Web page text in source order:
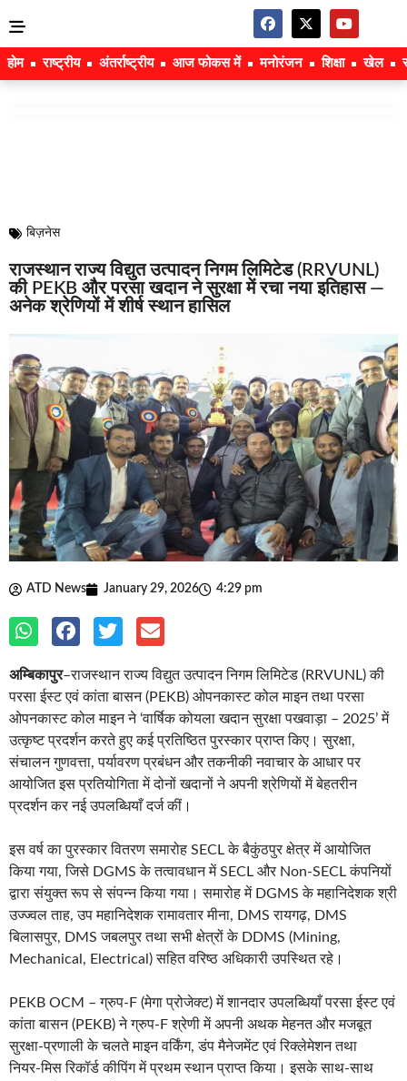
होम राष्ट्रीय अंतर्राष्ट्रीय आज फोकस में मनोरंजन शिक्षा खेल
बिज़नेस
राजस्थान राज्य विद्युत उत्पादन निगम लिमिटेड (RRVUNL)
की PEKB और परसा खदान ने सुरक्षा में रचा नया इतिहास —
अनेक श्रेणियों में शीर्ष स्थान हासिल
ATD News January 29, 2026 4:29 pm
अम्बिकापुर–राजस्थान राज्य विद्युत उत्पादन निगम लिमिटेड (RRVUNL) की
परसा ईस्ट एवं कांता बासन (PEKB) ओपनकास्ट कोल माइन तथा परसा
ओपनकास्ट कोल माइन ने ‘वार्षिक कोयला खदान सुरक्षा पखवाड़ा – 2025’ में
उत्कृष्ट प्रदर्शन करते हुए कई प्रतिष्ठित पुरस्कार प्राप्त किए। सुरक्षा,
संचालन गुणवत्ता, पर्यावरण प्रबंधन और तकनीकी नवाचार के आधार पर
आयोजित इस प्रतियोगिता में दोनों खदानों ने अपनी श्रेणियों में बेहतरीन
प्रदर्शन कर नई उपलब्धियाँ दर्ज कीं।
इस वर्ष का पुरस्कार वितरण समारोह SECL के बैकुंठपुर क्षेत्र में आयोजित
किया गया, जिसे DGMS के तत्वावधान में SECL और Non‑SECL कंपनियों
द्वारा संयुक्त रूप से संपन्न किया गया। समारोह में DGMS के महानिदेशक श्री
उज्ज्वल ताह, उप महानिदेशक रामावतार मीना, DMS रायगढ़, DMS
बिलासपुर, DMS जबलपुर तथा सभी क्षेत्रों के DDMS (Mining,
Mechanical, Electrical) सहित वरिष्ठ अधिकारी उपस्थित रहे।
PEKB OCM – ग्रुप‑F (मेगा प्रोजेक्ट) में शानदार उपलब्धियाँ परसा ईस्ट एवं
कांता बासन (PEKB) ने ग्रुप‑F श्रेणी में अपनी अथक मेहनत और मजबूत
सुरक्षा‑प्रणाली के चलते माइन वर्किंग, डंप मैनेजमेंट एवं रिक्लेमेशन तथा
नियर‑मिस रिकॉर्ड कीपिंग में प्रथम स्थान प्राप्त किया। इसके साथ‑साथ